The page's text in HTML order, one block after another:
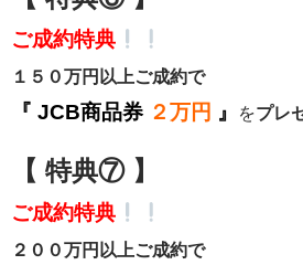
ご成約特典
１５０万円以上ご成約で
『 JCB商品券 ２万円 』 をプレ
【 特典⑦ 】
ご成約特典
２００万円以上ご成約で